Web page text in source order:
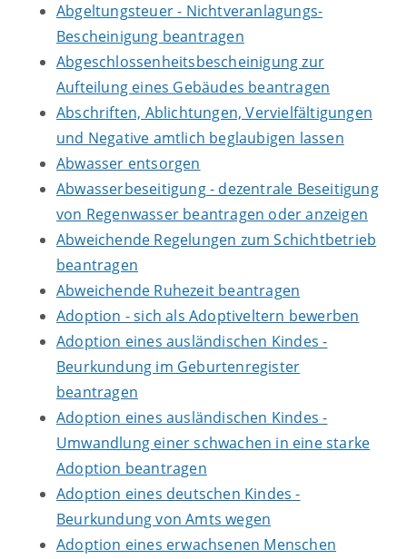
Abgeltungsteuer - Nichtveranlagungs-
Bescheinigung beantragen
Abgeschlossenheitsbescheinigung zur
Aufteilung eines Gebäudes beantragen
Abschriften, Ablichtungen, Vervielfältigungen
und Negative amtlich beglaubigen lassen
Abwasser entsorgen
Abwasserbeseitigung - dezentrale Beseitigung
von Regenwasser beantragen oder anzeigen
Abweichende Regelungen zum Schichtbetrieb
beantragen
Abweichende Ruhezeit beantragen
Adoption - sich als Adoptiveltern bewerben
Adoption eines ausländischen Kindes -
Beurkundung im Geburtenregister
beantragen
Adoption eines ausländischen Kindes -
Umwandlung einer schwachen in eine starke
Adoption beantragen
Adoption eines deutschen Kindes -
Beurkundung von Amts wegen
Adoption eines erwachsenen Menschen